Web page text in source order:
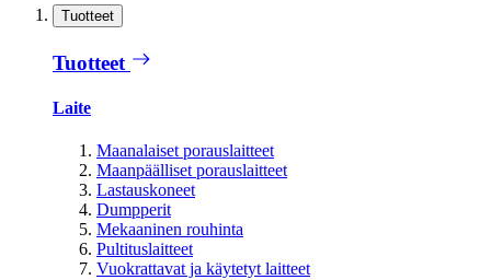
Tuotteet
Tuotteet
Laite
Maanalaiset porauslaitteet
Maanpäälliset porauslaitteet
Lastauskoneet
Dumpperit
Mekaaninen rouhinta
Pultituslaitteet
Vuokrattavat ja käytetyt laitteet